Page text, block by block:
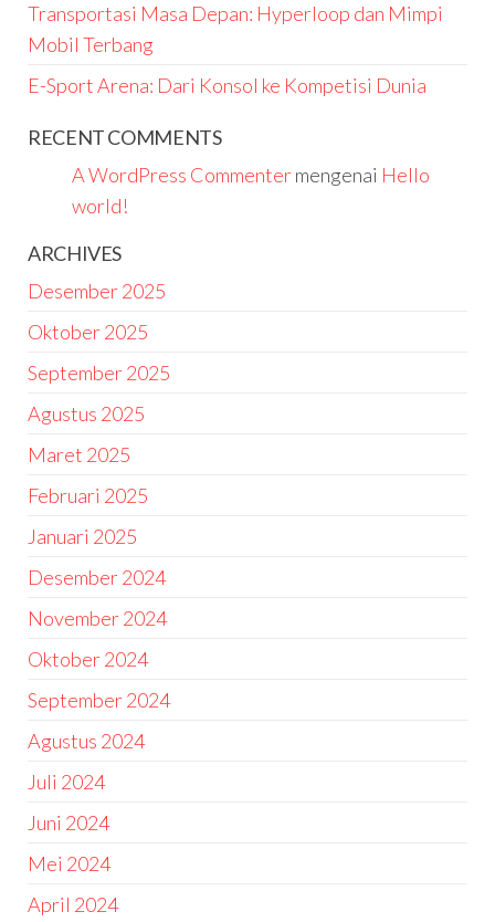
Transportasi Masa Depan: Hyperloop dan Mimpi
Mobil Terbang
E-Sport Arena: Dari Konsol ke Kompetisi Dunia
RECENT COMMENTS
A WordPress Commentermengenai Hello
world!
ARCHIVES
Desember 2025
Oktober 2025
September 2025
Agustus 2025
Maret 2025
Februari 2025
Januari 2025
Desember 2024
November 2024
Oktober 2024
September 2024
Agustus 2024
Juli 2024
Juni 2024
Mei 2024
April 2024